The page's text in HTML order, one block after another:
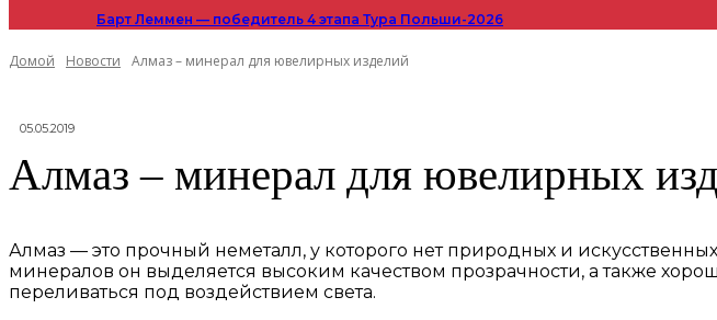
Барт Леммен — победитель 4 этапа Тура Польши-2026
Домой Новости Алмаз – минерал для ювелирных изделий
05.05.2019
Алмаз – минерал для ювелирных
Алмаз — это прочный неметалл, у которого нет природных и
минералов он выделяется высоким качеством прозрачности, а также
переливаться под воздействием света.